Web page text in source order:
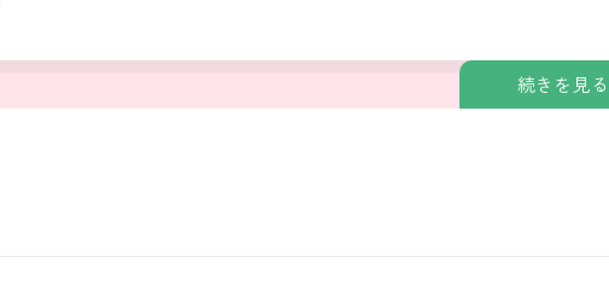
続きを見る